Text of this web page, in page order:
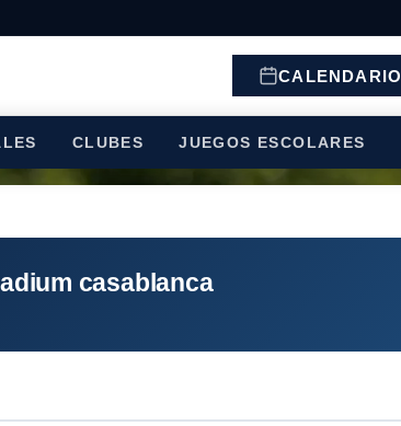
CALENDARIO
CLUBES JUEGOS ESCOLARES
casablanca